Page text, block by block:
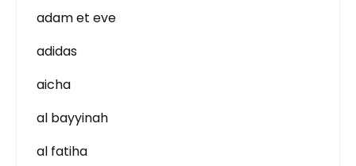
adam et eve
adidas
aicha
al bayyinah
al fatiha